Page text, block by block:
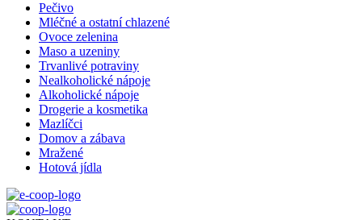
Pečivo
Mléčné a ostatní chlazené
Ovoce zelenina
Maso a uzeniny
Trvanlivé potraviny
Nealkoholické nápoje
Alkoholické nápoje
Drogerie a kosmetika
Mazlíčci
Domov a zábava
Mražené
Hotová jídla